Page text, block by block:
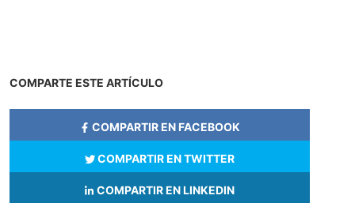
COMPARTE ESTE ARTÍCULO
COMPARTIR EN FACEBOOK
COMPARTIR EN TWITTER
COMPARTIR EN LINKEDIN